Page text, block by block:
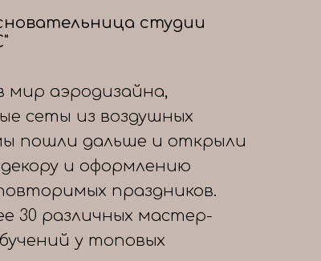
студии
мир аэродизайна,
сеты из воздушных
пошли дальше и открыли
и оформлению
праздников.
30 различных мастер-
у топовых